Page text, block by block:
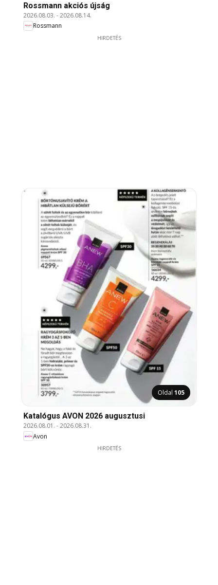
Rossmann akciós újság
2026.08.03. -2026.08.14.
Rossmann
HIRDETÉS
Oldal 105
Katalógus AVON 2026 augusztusi
2026.08.01. -2026.08.31.
Avon
HIRDETÉS